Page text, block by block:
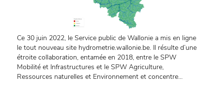
Ce 30 juin 2022, le Service public de Wallonie a mis en ligne
le tout nouveau site hydrometrie.wallonie.be. Il résulte d’une
étroite collaboration, entamée en 2018, entre le SPW
Mobilité et Infrastructures et le SPW Agriculture,
Ressources naturelles et Environnement et concentre...